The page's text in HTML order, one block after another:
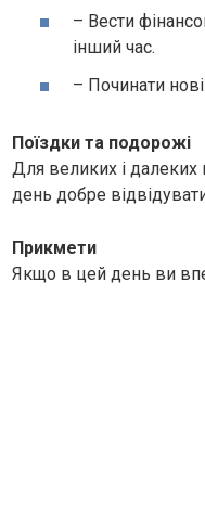
– Вести
інший час.
– Починати
Поїздки та подорожі
Для великих і
день добре
Прикмети
Якщо в цей день ви